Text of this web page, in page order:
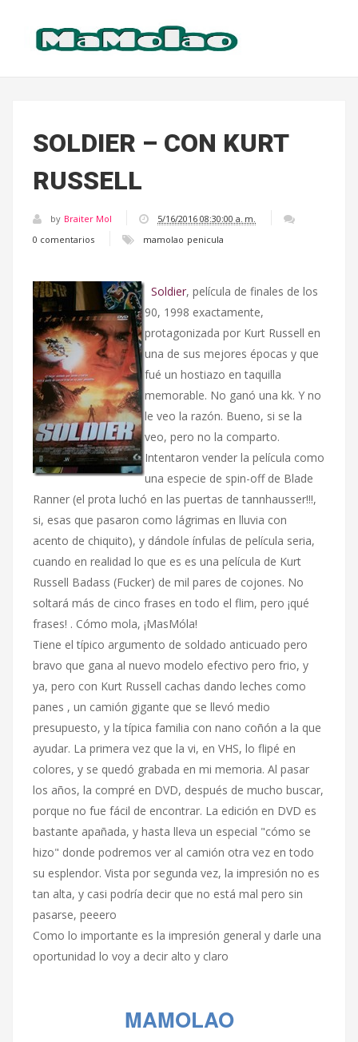
SOLDIER – CON KURT
RUSSELL
by Braiter Mol
5/16/2016 08:30:00 a. m.
0 comentarios
mamolao penicula
Soldier, película de finales de los
90, 1998 exactamente,
protagonizada por Kurt Russell en
una de sus mejores épocas y que
fué un hostiazo en taquilla
memorable. No ganó una kk. Y no
le veo la razón. Bueno, si se la
veo, pero no la comparto.
Intentaron vender la película como
una especie de spin-off de Blade
Ranner (el prota luchó en las puertas de tannhausser!!!,
si, esas que pasaron como lágrimas en lluvia con
acento de chiquito), y dándole ínfulas de película seria,
cuando en realidad lo que es es una película de Kurt
Russell Badass (Fucker) de mil pares de cojones. No
soltará más de cinco frases en todo el flim, pero ¡qué
frases! . Cómo mola, ¡MasMóla!
Tiene el típico argumento de soldado anticuado pero
bravo que gana al nuevo modelo efectivo pero frio, y
ya, pero con Kurt Russell cachas dando leches como
panes , un camión gigante que se llevó medio
presupuesto, y la típica familia con nano coñón a la que
ayudar. La primera vez que la vi, en VHS, lo flipé en
colores, y se quedó grabada en mi memoria. Al pasar
los años, la compré en DVD, después de mucho buscar,
porque no fue fácil de encontrar. La edición en DVD es
bastante apañada, y hasta lleva un especial "cómo se
hizo" donde podremos ver al camión otra vez en todo
su esplendor. Vista por segunda vez, la impresión no es
tan alta, y casi podría decir que no está mal pero sin
pasarse, peeero
Como lo importante es la impresión general y darle una
oportunidad lo voy a decir alto y claro
MAMOLAO